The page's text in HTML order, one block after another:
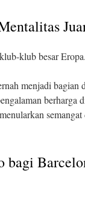
klub besar
menjadi
berharga
bagi